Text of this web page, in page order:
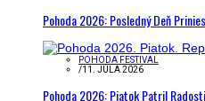
Pohoda 2026: Posledný Deň
POHODA FESTIVAL
/11. JÚLA 2026
Pohoda 2026: Piatok Patril